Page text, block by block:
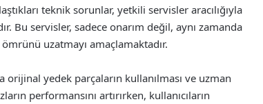
teknik sorunlar, yetkili servisler aracılığıyla
Bu servisler, sadece onarım değil, aynı zamanda
uzatmayı amaçlamaktadır.
orijinal yedek parçaların kullanılması ve uzman
performansını artırırken, kullanıcıların